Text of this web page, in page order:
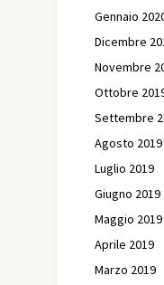
Gennaio
Dicembre
Novembre
Ottobre
Settembre
Agosto 2019
Luglio 2019
Giugno 2019
Maggio 2019
Aprile 2019
Marzo 2019